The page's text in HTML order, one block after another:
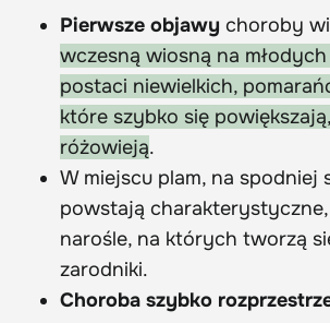
Pierwsze objawy choroby
wczesną wiosną na
postaci niewielkich,
które szybko się
różowieją.
W miejscu plam, na spodniej
powstają charakterystyczne,
narośle, na których tworzą
zarodniki.
Choroba szybko